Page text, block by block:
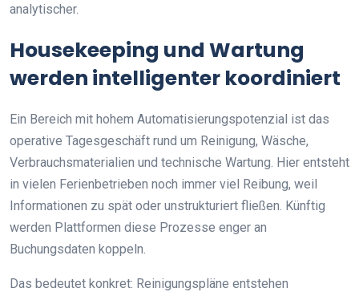
analytischer.
Housekeeping und Wartung
werden intelligenter koordiniert
Ein Bereich mit hohem Automatisierungspotenzial ist das
operative Tagesgeschäft rund um Reinigung, Wäsche,
Verbrauchsmaterialien und technische Wartung. Hier entsteht
in vielen Ferienbetrieben noch immer viel Reibung, weil
Informationen zu spät oder unstrukturiert fließen. Künftig
werden Plattformen diese Prozesse enger an
Buchungsdaten koppeln.
Das bedeutet konkret: Reinigungspläne entstehen